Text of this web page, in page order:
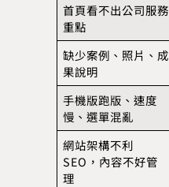
首頁看不出公司服務
重點
缺少案例、照片、成
果說明
手機版跑版、速度
慢、選單混亂
網站架構不利
SEO，內容不好管
理